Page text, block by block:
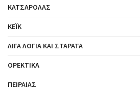
ΚΑΤΣΑΡΌΛΑΣ
ΚΈΙΚ
ΛΊΓΑ ΛΌΓΙΑ ΚΑΙ ΣΤΑΡΆΤΑ
ΟΡΕΚΤΙΚΆ
ΠΕΙΡΑΙΆΣ